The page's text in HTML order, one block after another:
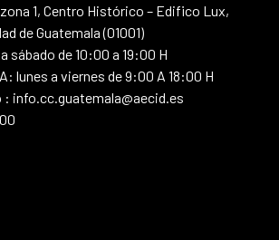
1, Centro Histórico – Edifico Lux,
de Guatemala (01001)
sábado de 10:00 a 19:00 H
lunes a viernes de 9:00 A 18:00 H
info.cc.guatemala@aecid.es